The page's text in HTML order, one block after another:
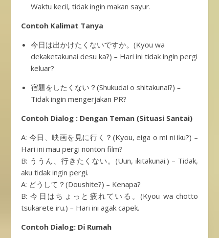
Waktu kecil, tidak ingin makan sayur.
Contoh Kalimat Tanya
今日は出かけたくないですか。(Kyou wa
dekaketakunai desu ka?) – Hari ini tidak ingin pergi
keluar?
宿題をしたくない？(Shukudai o shitakunai?) –
Tidak ingin mengerjakan PR?
Contoh Dialog : Dengan Teman (Situasi Santai)
A: 今日、映画を見に行く？(Kyou, eiga o mi ni iku?) –
Hari ini mau pergi nonton film?
B: ううん、行きたくない。(Uun, ikitakunai.) – Tidak,
aku tidak ingin pergi.
A: どうして？(Doushite?) – Kenapa?
B: 今日はちょっと疲れている。(Kyou wa chotto
tsukarete iru.) – Hari ini agak capek.
Contoh Dialog: Di Rumah